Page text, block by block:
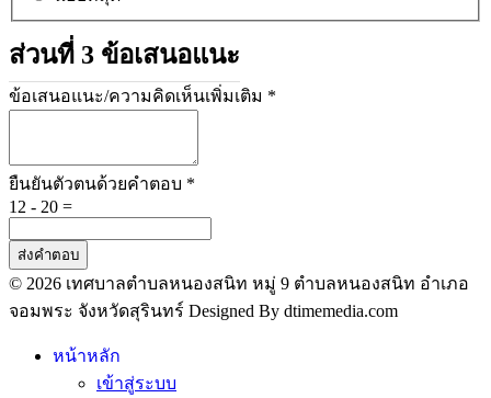
ส่วนที่ 3 ข้อเสนอแนะ
ข้อเสนอแนะ/ความคิดเห็นเพิ่มเติม *
ยืนยันตัวตนด้วยคำตอบ *
12 - 20 =
ส่งคำตอบ
© 2026 เทศบาลตำบลหนองสนิท หมู่ 9 ตำบลหนองสนิท อำเภอ
จอมพระ จังหวัดสุรินทร์ Designed By dtimemedia.com
หน้าหลัก
เข้าสู่ระบบ